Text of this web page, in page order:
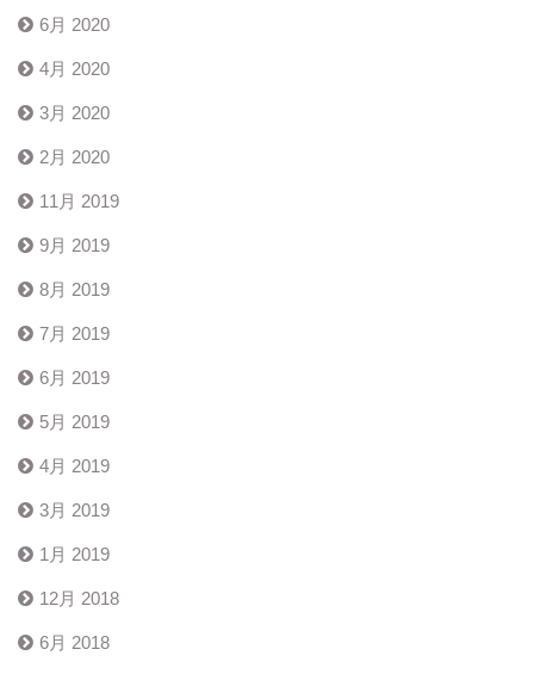
6月 2020
4月 2020
3月 2020
2月 2020
11月 2019
9月 2019
8月 2019
7月 2019
6月 2019
5月 2019
4月 2019
3月 2019
1月 2019
12月 2018
6月 2018